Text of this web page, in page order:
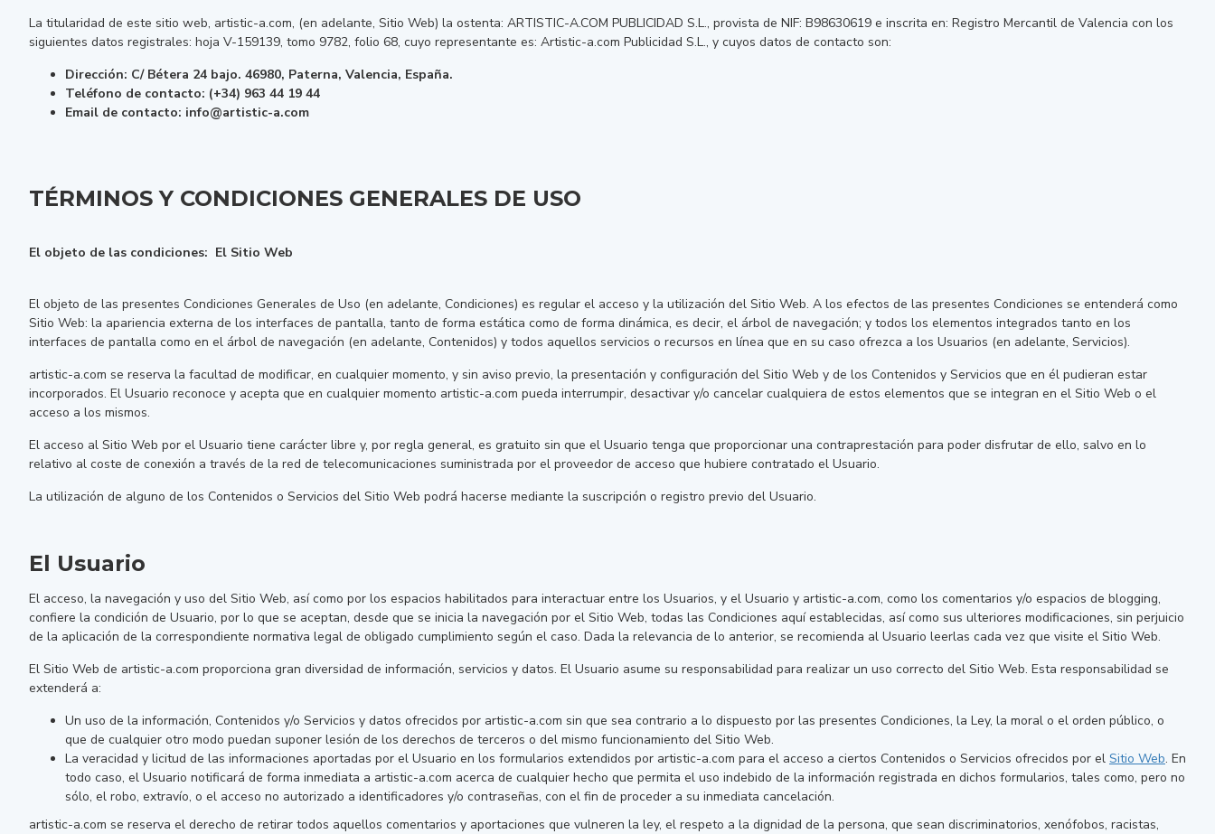
La titularidad de este sitio web, artistic-a.com, (en adelante, Sitio Web) la ostenta: ARTISTIC-A.COM PUBLICIDAD S.L., provista de NIF: B98630619 e inscrita en: Registro Mercantil de Valencia con los
siguientes datos registrales: hoja V-159139, tomo 9782, folio 68, cuyo representante es: Artistic-a.com Publicidad S.L., y cuyos datos de contacto son:
Dirección: C/ Bétera 24 bajo. 46980, Paterna, Valencia, España.
Teléfono de contacto: (+34) 963 44 19 44
Email de contacto: info@artistic-a.com
TÉRMINOS Y CONDICIONES GENERALES DE USO
El objeto de las condiciones: El Sitio Web
El objeto de las presentes Condiciones Generales de Uso (en adelante, Condiciones) es regular el acceso y la utilización del Sitio Web. A los efectos de las presentes Condiciones se entenderá como
Sitio Web: la apariencia externa de los interfaces de pantalla, tanto de forma estática como de forma dinámica, es decir, el árbol de navegación; y todos los elementos integrados tanto en los
interfaces de pantalla como en el árbol de navegación (en adelante, Contenidos) y todos aquellos servicios o recursos en línea que en su caso ofrezca a los Usuarios (en adelante, Servicios).
artistic-a.com se reserva la facultad de modificar, en cualquier momento, y sin aviso previo, la presentación y configuración del Sitio Web y de los Contenidos y Servicios que en él pudieran estar
incorporados. El Usuario reconoce y acepta que en cualquier momento artistic-a.com pueda interrumpir, desactivar y/o cancelar cualquiera de estos elementos que se integran en el Sitio Web o el
acceso a los mismos.
El acceso al Sitio Web por el Usuario tiene carácter libre y, por regla general, es gratuito sin que el Usuario tenga que proporcionar una contraprestación para poder disfrutar de ello, salvo en lo
relativo al coste de conexión a través de la red de telecomunicaciones suministrada por el proveedor de acceso que hubiere contratado el Usuario.
La utilización de alguno de los Contenidos o Servicios del Sitio Web podrá hacerse mediante la suscripción o registro previo del Usuario.
El Usuario
El acceso, la navegación y uso del Sitio Web, así como por los espacios habilitados para interactuar entre los Usuarios, y el Usuario y artistic-a.com, como los comentarios y/o espacios de blogging,
confiere la condición de Usuario, por lo que se aceptan, desde que se inicia la navegación por el Sitio Web, todas las Condiciones aquí establecidas, así como sus ulteriores modificaciones, sin perjuicio
de la aplicación de la correspondiente normativa legal de obligado cumplimiento según el caso. Dada la relevancia de lo anterior, se recomienda al Usuario leerlas cada vez que visite el Sitio Web.
El Sitio Web de artistic-a.com proporciona gran diversidad de información, servicios y datos. El Usuario asume su responsabilidad para realizar un uso correcto del Sitio Web. Esta responsabilidad se
extenderá a:
Un uso de la información, Contenidos y/o Servicios y datos ofrecidos por artistic-a.com sin que sea contrario a lo dispuesto por las presentes Condiciones, la Ley, la moral o el orden público, o
que de cualquier otro modo puedan suponer lesión de los derechos de terceros o del mismo funcionamiento del Sitio Web.
La veracidad y licitud de las informaciones aportadas por el Usuario en los formularios extendidos por artistic-a.com para el acceso a ciertos Contenidos o Servicios ofrecidos por el Sitio Web. En
todo caso, el Usuario notificará de forma inmediata a artistic-a.com acerca de cualquier hecho que permita el uso indebido de la información registrada en dichos formularios, tales como, pero no
sólo, el robo, extravío, o el acceso no autorizado a identificadores y/o contraseñas, con el fin de proceder a su inmediata cancelación.
artistic-a.com se reserva el derecho de retirar todos aquellos comentarios y aportaciones que vulneren la ley, el respeto a la dignidad de la persona, que sean discriminatorios, xenófobos, racistas,